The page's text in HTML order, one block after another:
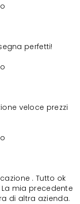
perfetti!
veloce prezzi
. Tutto ok
mia precedente
di altra azienda.